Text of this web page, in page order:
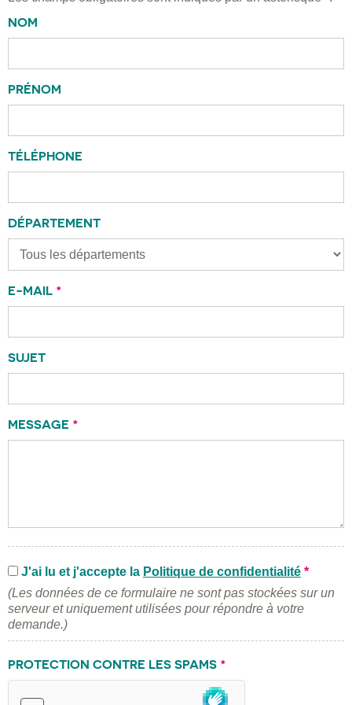
NOM
PRÉNOM
TÉLÉPHONE
DÉPARTEMENT
E-MAIL *
SUJET
MESSAGE *
J'ai lu et j'accepte la Politique de confidentialité *
(Les données de ce formulaire ne sont pas stockées sur un
serveur et uniquement utilisées pour répondre à votre
demande.)
PROTECTION CONTRE LES SPAMS *